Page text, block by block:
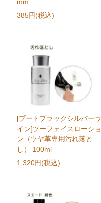
mm
385円(税込)
[ブートブラックシルバーラ
イン]ツーフェイスローショ
ン（ツヤ革専用汚れ落と
し） 100ml
1,320円(税込)